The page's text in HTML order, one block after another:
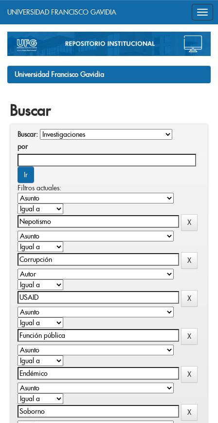
navigation
UNIVERSIDAD FRANCISCO GAVIDIA
Universidad Francisco Gavidia
Buscar
Buscar:
por
Filtros actuales: